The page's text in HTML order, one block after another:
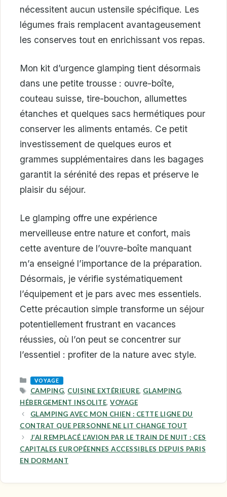
nécessitent aucun ustensile spécifique. Les
légumes frais remplacent avantageusement
les conserves tout en enrichissant vos repas.
Mon kit d’urgence glamping tient désormais
dans une petite trousse : ouvre-boîte,
couteau suisse, tire-bouchon, allumettes
étanches et quelques sacs hermétiques pour
conserver les aliments entamés. Ce petit
investissement de quelques euros et
grammes supplémentaires dans les bagages
garantit la sérénité des repas et préserve le
plaisir du séjour.
Le glamping offre une expérience
merveilleuse entre nature et confort, mais
cette aventure de l’ouvre-boîte manquant
m’a enseigné l’importance de la préparation.
Désormais, je vérifie systématiquement
l’équipement et je pars avec mes essentiels.
Cette précaution simple transforme un séjour
potentiellement frustrant en vacances
réussies, où l’on peut se concentrer sur
l’essentiel : profiter de la nature avec style.
CATEGORIES
VOYAGE
TAGS
CAMPING, CUISINE EXTÉRIEURE, GLAMPING,
HÉBERGEMENT INSOLITE, VOYAGE
GLAMPING AVEC MON CHIEN : CETTE LIGNE DU
CONTRAT QUE PERSONNE NE LIT CHANGE TOUT
J’AI REMPLACÉ L’AVION PAR LE TRAIN DE NUIT : CES
CAPITALES EUROPÉENNES ACCESSIBLES DEPUIS PARIS
EN DORMANT